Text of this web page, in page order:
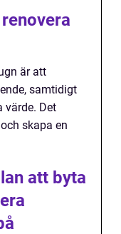
är att
samtidigt
värde. Det
skapa en
att byta